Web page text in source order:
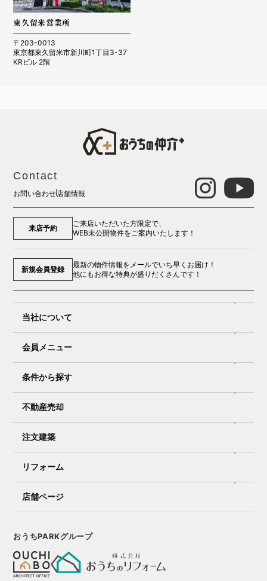
東久留米営業所
〒203-0013
東京都東久留米市新川町1丁目3-37
KRビル 2階
Contact
お問い合わせ店舗情報
来店予約
ご来店いただいた方限定で、
WEB未公開物件をご案内いたします！
新規会員登録
最新の物件情報をメールでいち早くお届け！
他にもお得な特典が盛りだくさんです！
当社について
会員メニュー
条件から探す
不動産売却
注文建築
リフォーム
店舗ページ
おうちPARKグループ